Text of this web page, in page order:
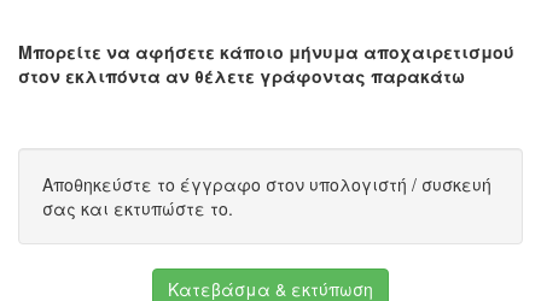
Μπορείτε να αφήσετε κάποιο μήνυμα αποχαιρετισμού
στον εκλιπόντα αν θέλετε γράφοντας παρακάτω
Αποθηκεύστε το έγγραφο στον υπολογιστή / συσκευή
σας και εκτυπώστε το.
Κατεβάσμα & εκτύπωση